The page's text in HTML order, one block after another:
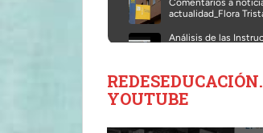
REDESEDUCACIÓN.
YOUTUBE